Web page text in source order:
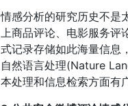
情感分析的研究历史不是
上商品评论、电影服务评
式记录存储如此海量信息
自然语言处理(Nature
本处理和信息检索方面有